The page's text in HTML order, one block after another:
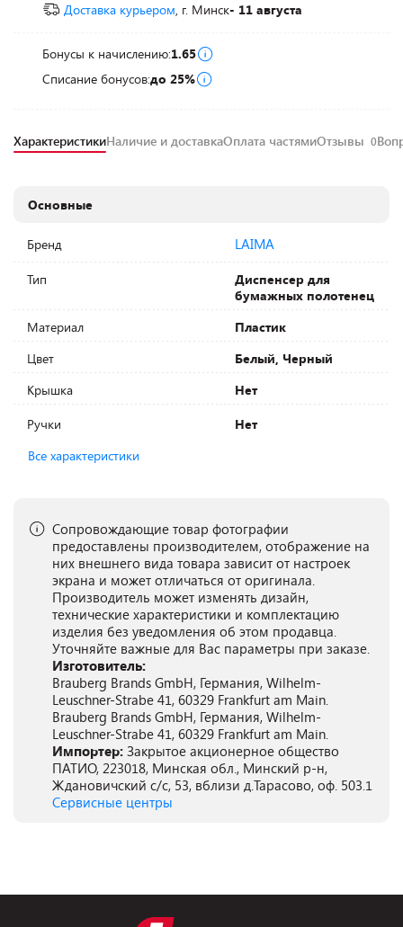
Доставка курьером, г. Минск- 11 августа
Бонусы к начислению:1.65
Списание бонусов:до 25%
ХарактеристикиНаличие и доставкаОплата частямиОтзывы 0
Основные
Бренд LAIMA
Тип
Диспенсер для
бумажных полотенец
Материал
Пластик
Цвет
Белый, Черный
Крышка
Нет
Ручки
Нет
Все характеристики
Сопровождающие товар фотографии
предоставлены производителем, отображение на
них внешнего вида товара зависит от настроек
экрана и может отличаться от оригинала.
Производитель может изменять дизайн,
технические характеристики и комплектацию
изделия без уведомления об этом продавца.
Уточняйте важные для Вас параметры при заказе.
Изготовитель:
Brauberg Brands GmbH, Германия, Wilhelm-
Leuschner-Strabe 41, 60329 Frankfurt am Main.
Brauberg Brands GmbH, Германия, Wilhelm-
Leuschner-Strabe 41, 60329 Frankfurt am Main.
Импортер: Закрытое акционерное общество
ПАТИО, 223018, Минская обл., Минский р-н,
Ждановичский с/с, 53, вблизи д.Тарасово, оф. 503.1
Сервисные центры